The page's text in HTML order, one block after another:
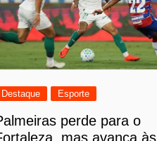
Destaque Esporte
perde para o
mas avança às